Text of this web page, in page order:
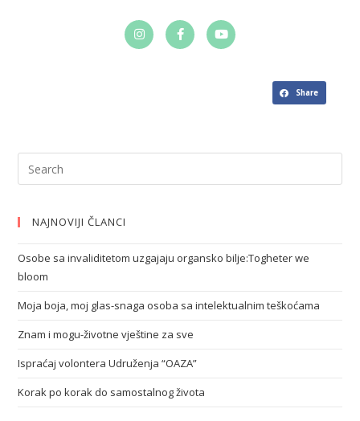
Share
NAJNOVIJI ČLANCI
Osobe sa invaliditetom uzgajaju organsko bilje:Togheter we
bloom
Moja boja, moj glas-snaga osoba sa intelektualnim teškoćama
Znam i mogu-životne vještine za sve
Ispraćaj volontera Udruženja “OAZA”
Korak po korak do samostalnog života